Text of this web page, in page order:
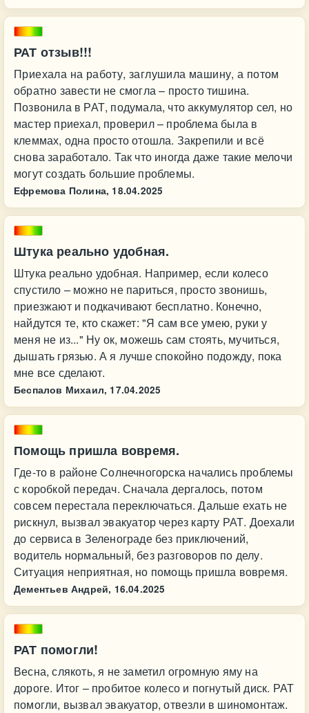
РАТ отзыв!!!
Приехала на работу, заглушила машину, а потом
обратно завести не смогла – просто тишина.
Позвонила в РАТ, подумала, что аккумулятор сел, но
мастер приехал, проверил – проблема была в
клеммах, одна просто отошла. Закрепили и всё
снова заработало. Так что иногда даже такие мелочи
могут создать большие проблемы.
Ефремова Полина, 18.04.2025
Штука реально удобная.
Штука реально удобная. Например, если колесо
спустило – можно не париться, просто звонишь,
приезжают и подкачивают бесплатно. Конечно,
найдутся те, кто скажет: "Я сам все умею, руки у
меня не из..." Ну ок, можешь сам стоять, мучиться,
дышать грязью. А я лучше спокойно подожду, пока
мне все сделают.
Беспалов Михаил, 17.04.2025
Помощь пришла вовремя.
Где-то в районе Солнечногорска начались проблемы
с коробкой передач. Сначала дергалось, потом
совсем перестала переключаться. Дальше ехать не
рискнул, вызвал эвакуатор через карту РАТ. Доехали
до сервиса в Зеленограде без приключений,
водитель нормальный, без разговоров по делу.
Ситуация неприятная, но помощь пришла вовремя.
Дементьев Андрей, 16.04.2025
РАТ помогли!
Весна, слякоть, я не заметил огромную яму на
дороге. Итог – пробитое колесо и погнутый диск. РАТ
помогли, вызвал эвакуатор, отвезли в шиномонтаж.